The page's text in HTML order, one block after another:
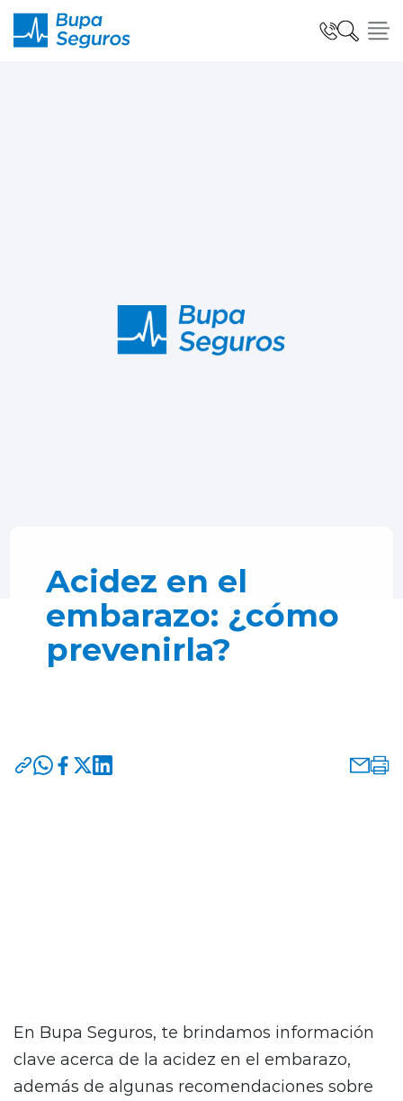
Centro de Ayuda
Acidez en el
embarazo: ¿cómo
prevenirla?
En Bupa Seguros, te brindamos información
clave acerca de la acidez en el embarazo,
además de algunas recomendaciones sobre